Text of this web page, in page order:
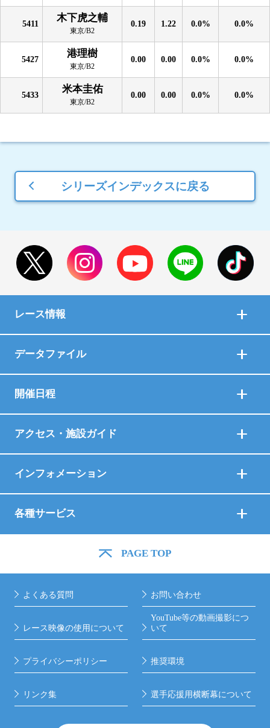
5411 木下虎之輔
東京/B2
0.19 1.22 0.0% 0.0%
5427 港理樹
東京/B2
0.00 0.00 0.0% 0.0%
5433 米本圭佑
東京/B2
0.00 0.00 0.0% 0.0%
シリーズインデックスに戻る
レース情報
データファイル
開催日程
アクセス・施設ガイド
インフォメーション
各種サービス
PAGE TOP
よくある質問 お問い合わせ
レース映像の使用について
YouTube等の動画撮影につ
いて
プライバシーポリシー 推奨環境
リンク集 選手応援用横断幕について